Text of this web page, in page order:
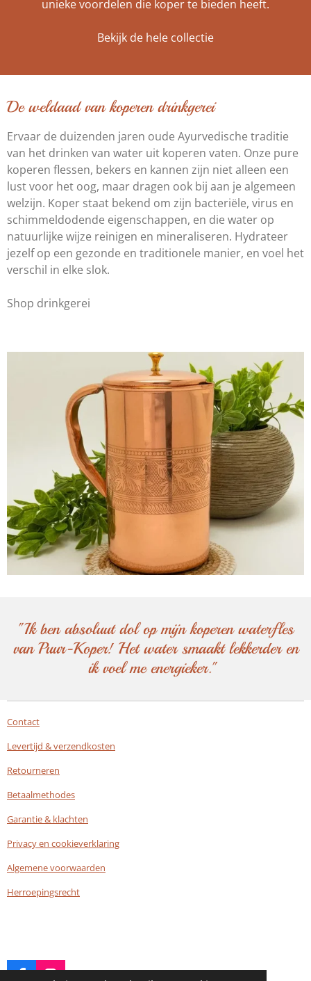
unieke voordelen die koper te bieden heeft.
Bekijk de hele collectie
De weldaad van koperen drinkgerei
Ervaar de duizenden jaren oude Ayurvedische traditie
van het drinken van water uit koperen vaten. Onze pure
koperen flessen, bekers en kannen zijn niet alleen een
lust voor het oog, maar dragen ook bij aan je algemeen
welzijn. Koper staat bekend om zijn bacteriële, virus en
schimmeldodende eigenschappen, en die water op
natuurlijke wijze reinigen en mineraliseren. Hydrateer
jezelf op een gezonde en traditionele manier, en voel het
verschil in elke slok.
Shop drinkgerei
"Ik ben absoluut dol op mijn koperen waterfles
van Puur-Koper! Het water smaakt lekkerder en
ik voel me energieker."
Contact
Levertijd & verzendkosten
Retourneren
Betaalmethodes
Garantie & klachten
Privacy en cookieverklaring
Algemene voorwaarden
Herroepingsrecht